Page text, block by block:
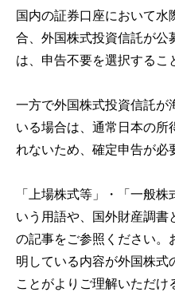
国内の証券口座において
合、外国株式投資信託が公
は、申告不要を選択するこ
一方で外国株式投資信託が
いる場合は、通常日本の所
れないため、確定申告が必
「上場株式等」・「一般
いう用語や、国外財産調書
の記事をご参照ください。
明している内容が外国株式
ことがよりご理解いただけ